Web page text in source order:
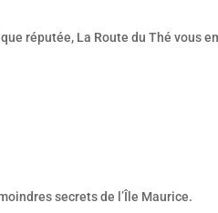
réputée, La Route du Thé vous
secrets de l’Île Maurice.